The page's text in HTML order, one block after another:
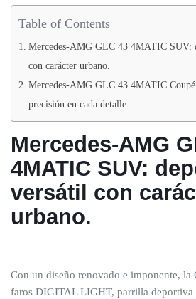
Table of Contents
Mercedes-AMG GLC 43 4MATIC SUV:
con carácter urbano.
Mercedes-AMG GLC 43 4MATIC
precisión en cada detalle.
Mercedes-AMG
4MATIC SUV:
versátil con
urbano.
Con un diseño renovado e imponente,
faros DIGITAL LIGHT, parrilla deportiva